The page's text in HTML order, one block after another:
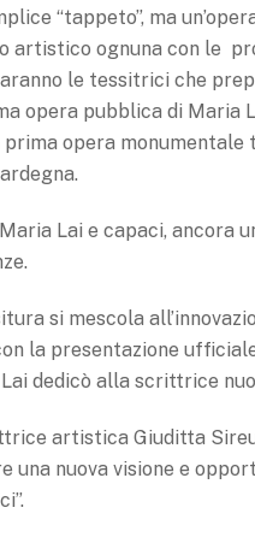
“tappeto”, ma
artistico ognuna con le
le tessitrici che
opera pubblica di Maria
opera
Lai e capaci, ancora
si mescola
la presentazione
dedicò alla scrittrice
artistica Giuditta
nuova visione e